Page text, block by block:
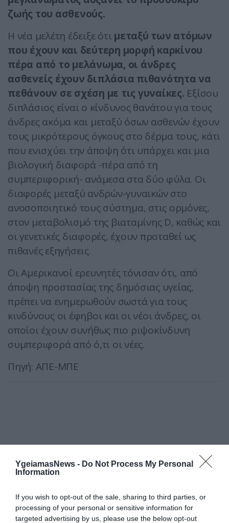
YgeiamasNews - Do Not Process My Personal
Information
If you wish to opt-out of the sale, sharing to third parties, or
processing of your personal or sensitive information for
targeted advertising by us, please use the below opt-out
ζωής του ασθενούς.
Η νέα μελέτη έδειξε ότι μεταξύ των ατόμων
που έχουν και δεύτερη μορφή καρκίνου
πέρα από το μελάνωμα, οι άνδρες
ασθενείς έχουν διπλάσια πιθανότητα να
πεθάνουν σε σχέση με τις γυναίκες. Εξίσου
διπλάσιος είναι ο κίνδυνος θανάτου για τους
άνδρες ακόμα και μεταξύ όσων ασθενών έχουν
τους μικρότερους όγκους στο δέρμα τους, κάτι
που ενισχύει την άποψη ότι υπάρχει και μια
βιολογική διαφορά -πέρα από τη
συμπεριφορική- ανάμεσα στα δύο φύλα. Οι
διαφορές μεταξύ ανδρών-γυναικών στο
ανοσοποιητικό τους σύστημα, στις ορμόνες,
στον μεταβολισμό της βιαταμίνης D, καθώς και
οι γενετικές διαφορές, έχουν προταθεί ως
πιθανές εξηγήσεις.
Οι Αμερικανοί ερευνητές τόνισαν ότι, από
άποψη προστασίας της δημόσιας υγείας,
πρέπει να ενημερωθούν σωστά για τους
κινδύνους οι έφηβοι και οι νέοι άνδρες, οι
οποίοι έχουν συνήθως πιο ριψοκίνδυνη
συμπεριφορά από ό,τι οι νέες.
Πηγή: ΑΠΕ-ΜΠΕ
ΔΗΜΟΦΙΛΗ